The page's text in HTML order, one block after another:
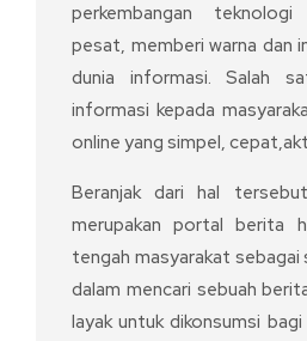
perkembangan
pesat, memberi warna dan
dunia informasi. Salah
informasi kepada
online yang simpel,
Beranjak dari hal
merupakan portal berita
tengah masyarakat sebagai
dalam mencari sebuah
layak untuk dikonsumsi